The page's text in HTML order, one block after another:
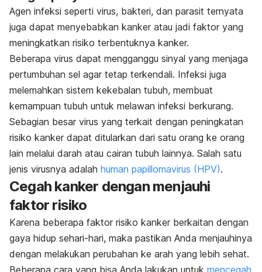
Agen infeksi seperti virus, bakteri, dan parasit ternyata
juga dapat menyebabkan kanker atau jadi faktor yang
meningkatkan risiko terbentuknya kanker.
Beberapa virus dapat mengganggu sinyal yang menjaga
pertumbuhan sel agar tetap terkendali. Infeksi juga
melemahkan sistem kekebalan tubuh, membuat
kemampuan tubuh untuk melawan infeksi berkurang.
Sebagian besar virus yang terkait dengan peningkatan
risiko kanker dapat ditularkan dari satu orang ke orang
lain melalui darah atau cairan tubuh lainnya. Salah satu
jenis virusnya adalah human papillomavirus (HPV).
Cegah kanker dengan menjauhi
faktor risiko
Karena beberapa faktor risiko kanker berkaitan dengan
gaya hidup sehari-hari, maka pastikan Anda menjauhinya
dengan melakukan perubahan ke arah yang lebih sehat.